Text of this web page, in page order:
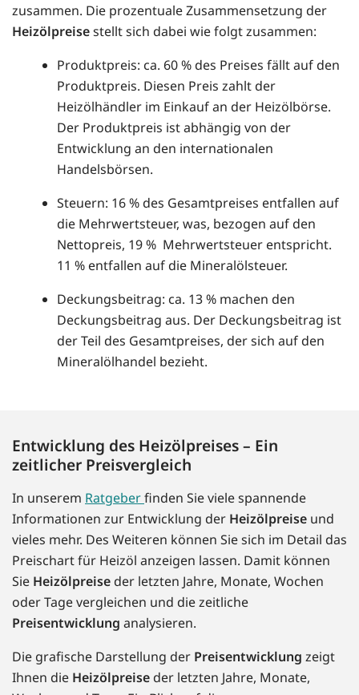
zusammen. Die prozentuale Zusammensetzung der
Heizölpreisestellt sich dabei wie folgt zusammen:
Produktpreis: ca. 60 % des Preises fällt auf den
Produktpreis. Diesen Preis zahlt der
Heizölhändler im Einkauf an der Heizölbörse.
Der Produktpreis ist abhängig von der
Entwicklung an den internationalen
Handelsbörsen.
Steuern: 16 % des Gesamtpreises entfallen auf
die Mehrwertsteuer, was, bezogen auf den
Nettopreis, 19 % Mehrwertsteuer entspricht.
11 % entfallen auf die Mineralölsteuer.
Deckungsbeitrag: ca. 13 % machen den
Deckungsbeitrag aus. Der Deckungsbeitrag ist
der Teil des Gesamtpreises, der sich auf den
Mineralölhandel bezieht.
Entwicklung des Heizölpreises – Ein
zeitlicher Preisvergleich
In unserem Ratgeberfinden Sie viele spannende
Informationen zur Entwicklung der Heizölpreise und
vieles mehr. Des Weiteren können Sie sich im Detail das
Preischart für Heizöl anzeigen lassen. Damit können
Sie Heizölpreise der letzten Jahre, Monate, Wochen
oder Tage vergleichen und die zeitliche
Preisentwicklung analysieren.
Die grafische Darstellung der Preisentwicklung zeigt
Ihnen die Heizölpreise der letzten Jahre, Monate,